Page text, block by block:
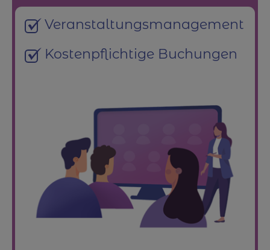
Veranstaltungsmanagement
Kostenpflichtige Buchungen